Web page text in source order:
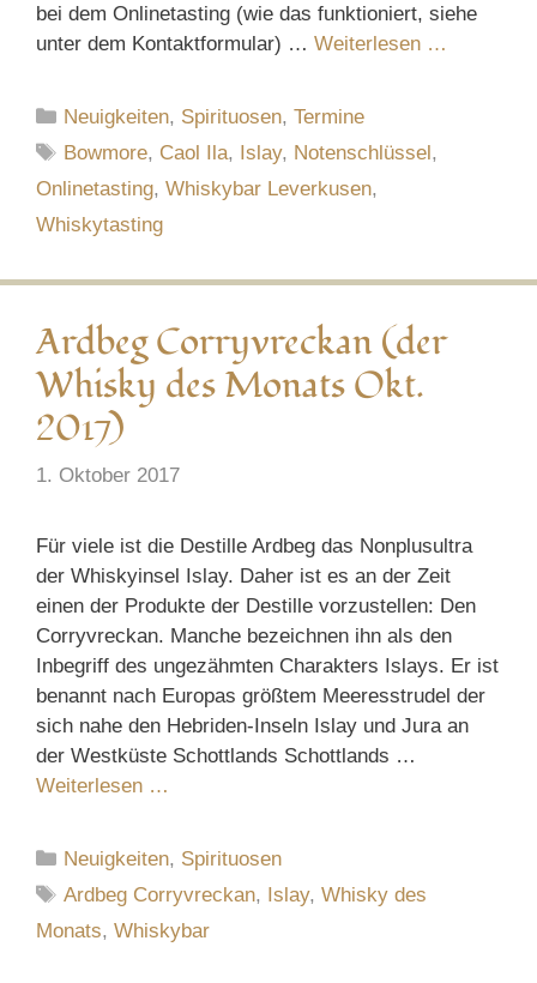
bei dem Onlinetasting (wie das funktioniert, siehe
unter dem Kontaktformular) … Weiterlesen …
Kategorien
Neuigkeiten, Spirituosen,Termine
Schlagwörter
Bowmore, Caol Ila, Islay, Notenschlüssel,
Onlinetasting, Whiskybar Leverkusen,
Whiskytasting
Ardbeg Corryvreckan (der
Whisky des Monats Okt.
2017)
1. Oktober 2017
Für viele ist die Destille Ardbeg das Nonplusultra
der Whiskyinsel Islay. Daher ist es an der Zeit
einen der Produkte der Destille vorzustellen: Den
Corryvreckan. Manche bezeichnen ihn als den
Inbegriff des ungezähmten Charakters Islays. Er ist
benannt nach Europas größtem Meeresstrudel der
sich nahe den Hebriden-Inseln Islay und Jura an
der Westküste Schottlands Schottlands …
Weiterlesen …
Kategorien
Neuigkeiten, Spirituosen
Schlagwörter
Ardbeg Corryvreckan, Islay,Whisky des
Monats, Whiskybar